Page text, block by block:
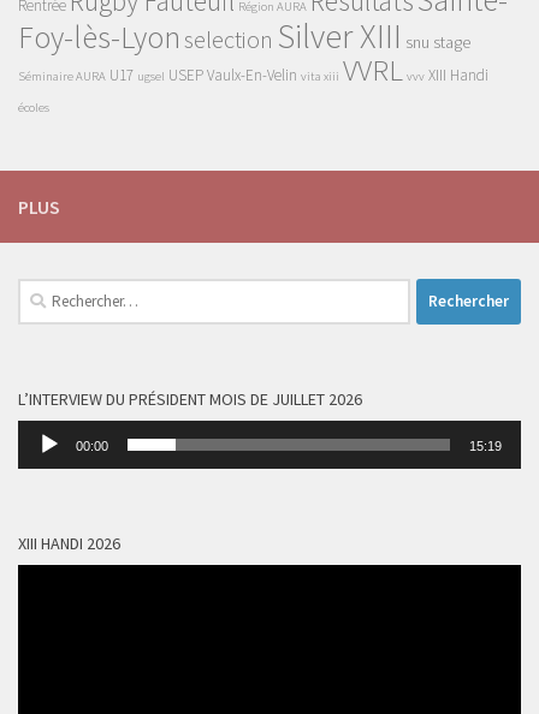
Rentrée Région AURA
Foy-lès-Lyon selection Silver XIII snu stage
Séminaire AURA U17 ugsel USEPVaulx-En-Velin vita xiii VVRL vvv XIII Handi
écoles
PLUS
Rechercher :
L’INTERVIEW DU PRÉSIDENT MOIS DE JUILLET 2026
Lecteur
00:00 15:19
XIII HANDI 2026